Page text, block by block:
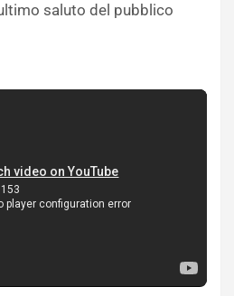
saluto del pubblico